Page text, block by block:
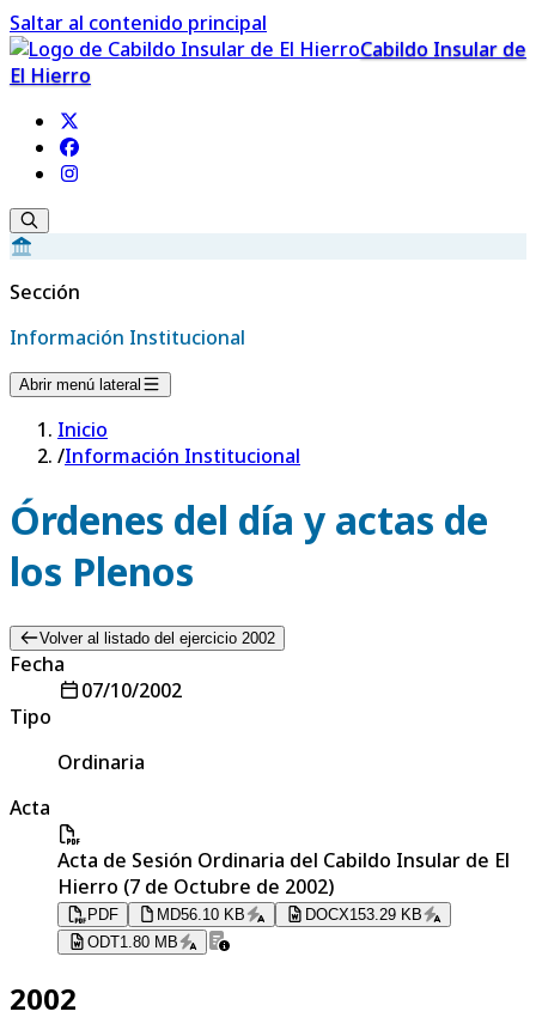
Saltar al contenido principal
Cabildo Insular de
El Hierro
Sección
Información Institucional
Abrir menú lateral
Inicio
/Información Institucional
Órdenes del día y actas de
los Plenos
Volver al listado del ejercicio 2002
Fecha
07/10/2002
Tipo
Ordinaria
Acta
Acta de Sesión Ordinaria del Cabildo Insular de El
Hierro (7 de Octubre de 2002)
PDF MD56.10 KB DOCX153.29 KB
ODT1.80 MB
2002